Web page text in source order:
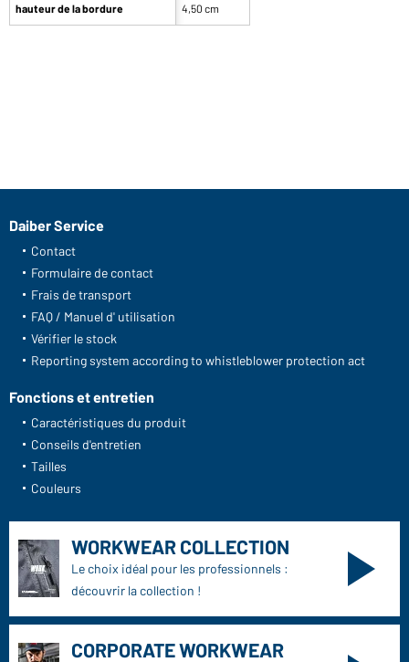
hauteur de la bordure 4,50 cm
Daiber Service
Contact
Formulaire de contact
Frais de transport
FAQ / Manuel d' utilisation
Vérifier le stock
Reporting system according to whistleblower protection act
Fonctions et entretien
Caractéristiques du produit
Conseils d'entretien
Tailles
Couleurs
WORKWEAR COLLECTION
Le choix idéal pour les professionnels :
découvrir la collection !
CORPORATE WORKWEAR